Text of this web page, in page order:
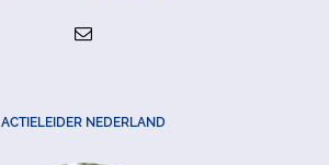
ACTIELEIDER NEDERLAND